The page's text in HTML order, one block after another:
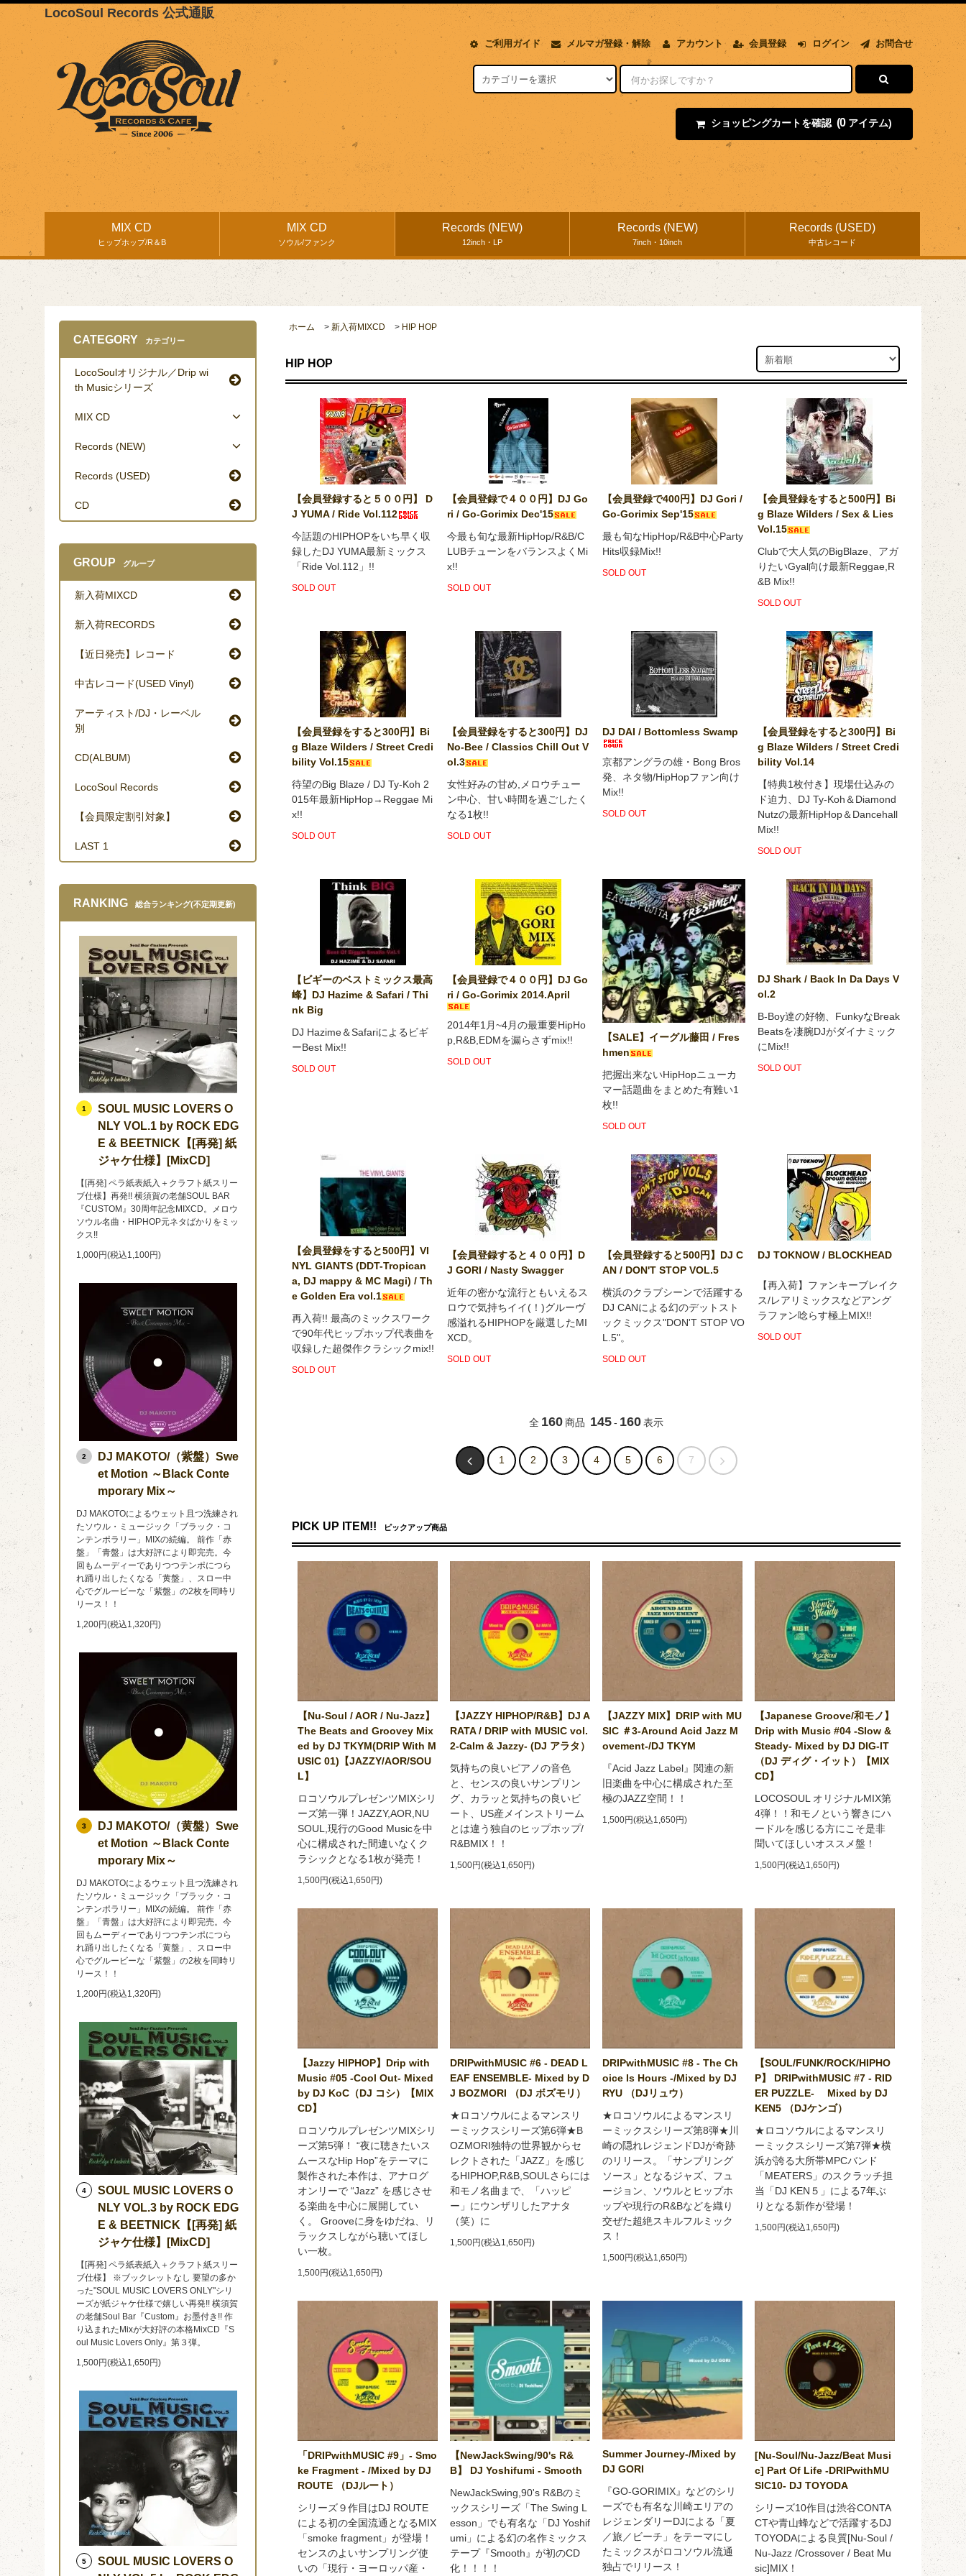
LocoSoul Records 公式通販
ご利用ガイド メルマガ登録・解除 アカウント 会員登録 ログイン お問合せ
ショッピングカートを確認 (0 アイテム)
MIX CD
ヒップホップ/R＆B
MIX CD
ソウル/ファンク
Records (NEW)
12inch・LP
Records (NEW)
7inch・10inch
Records (USED)
中古レコード
ホーム > 新入荷MIXCD > HIP HOP
HIP HOP
【会員登録すると５００円】 D
J YUMA / Ride Vol.112
今話題のHIPHOPをいち早く収
録したDJ YUMA最新ミックス
「Ride Vol.112」!!
SOLD OUT
【会員登録で４００円】DJ Go
ri / Go-Gorimix Dec'15
今最も旬な最新HipHop/R&B/C
LUBチューンをバランスよくMi
x!!
SOLD OUT
【会員登録で400円】DJ Gori /
Go-Gorimix Sep'15
最も旬なHipHop/R&B中心Party
Hits収録Mix!!
SOLD OUT
【会員登録をすると500円】Bi
g Blaze Wilders / Sex & Lies
Vol.15
Clubで大人気のBigBlaze、アガ
りたいGyal向け最新Reggae,R
&B Mix!!
SOLD OUT
【会員登録をすると300円】Bi
g Blaze Wilders / Street Credi
bility Vol.15
待望のBig Blaze / DJ Ty-Koh 2
015年最新HipHop→Reggae Mi
x!!
SOLD OUT
【会員登録をすると300円】DJ
No-Bee / Classics Chill Out V
ol.3
女性好みの甘め,メロウチュー
ン中心、甘い時間を過ごしたく
なる1枚!!
SOLD OUT
DJ DAI / Bottomless Swamp
京都アングラの雄・Bong Bros
発、ネタ物/HipHopファン向け
Mix!!
SOLD OUT
【会員登録をすると300円】Bi
g Blaze Wilders / Street Credi
bility Vol.14
【特典1枚付き】現場仕込みの
ド迫力、DJ Ty-Koh＆Diamond
Nutzの最新HipHop＆Dancehall
Mix!!
SOLD OUT
【ビギーのベストミックス最高
峰】DJ Hazime & Safari / Thi
nk Big
DJ Hazime＆Safariによるビギ
ーBest Mix!!
SOLD OUT
【会員登録で４００円】DJ Go
ri / Go-Gorimix 2014.April
2014年1月~4月の最重要HipHo
p,R&B,EDMを漏らさずmix!!
SOLD OUT
【SALE】イーグル藤田 / Fres
hmen
把握出来ないHipHopニューカ
マー話題曲をまとめた有難い1
枚!!
SOLD OUT
DJ Shark / Back In Da Days V
ol.2
B-Boy達の好物、FunkyなBreak
Beatsを凄腕DJがダイナミック
にMix!!
SOLD OUT
【会員登録をすると500円】VI
NYL GIANTS (DDT-Tropican
a, DJ mappy & MC Magi) / Th
e Golden Era vol.1
再入荷!! 最高のミックスワーク
で90年代ヒップホップ代表曲を
収録した超傑作クラシックmix!!
SOLD OUT
【会員登録すると４００円】D
J GORI / Nasty Swagger
近年の密かな流行ともいえるス
ロウで気持ちイイ(！)グルーヴ
感溢れるHIPHOPを厳選したMI
XCD。
SOLD OUT
【会員登録すると500円】DJ C
AN / DON'T STOP VOL.5
横浜のクラブシーンで活躍する
DJ CANによる幻のデットスト
ックミックス"DON'T STOP VO
L.5"。
SOLD OUT
DJ TOKNOW / BLOCKHEAD
【再入荷】ファンキーブレイク
ス/レアリミックスなどアング
ラファン唸らす極上MIX!!
SOLD OUT
全 160商品 145- 160表示
1 2 3 4 5 6 7
PICK UP ITEM!! ピックアップ商品
【Nu-Soul / AOR / Nu-Jazz】
The Beats and Groovey Mix
ed by DJ TKYM(DRIP With M
USIC 01)【JAZZY/AOR/SOU
L】
ロコソウルプレゼンツMIXシリ
ーズ第一弾！JAZZY,AOR,NU
SOUL,現行のGood Musicを中
心に構成された間違いなくク
ラシックとなる1枚が発売！
1,500円(税込1,650円)
【JAZZY HIPHOP/R&B】DJ A
RATA / DRIP with MUSIC vol.
2-Calm & Jazzy- (DJ アラタ）
気持ちの良いピアノの音色
と、センスの良いサンプリン
グ、カラッと気持ちの良いビ
ート、US産メインストリーム
とは違う独自のヒップホップ/
R&BMIX！！
1,500円(税込1,650円)
【JAZZY MIX】DRIP with MU
SIC ＃3-Around Acid Jazz M
ovement-/DJ TKYM
『Acid Jazz Label』関連の新
旧楽曲を中心に構成された至
極のJAZZ空間！！
1,500円(税込1,650円)
【Japanese Groove/和モノ】
Drip with Music #04 -Slow &
Steady- Mixed by DJ DIG-IT
（DJ ディグ・イット）【MIX
CD】
LOCOSOUL オリジナルMIX第
4弾！！和モノという響きにハ
ードルを感じる方にこそ是非
聞いてほしいオススメ盤！
1,500円(税込1,650円)
【Jazzy HIPHOP】Drip with
Music #05 -Cool Out- Mixed
by DJ KoC（DJ コシ）【MIX
CD】
ロコソウルプレゼンツMIXシリ
ーズ第5弾！ “夜に聴きたいス
ムースなHip Hop”をテーマに
製作された本作は、アナログ
オンリーで “Jazz” を感じさせ
る楽曲を中心に展開してい
く。 Grooveに身をゆだね、リ
ラックスしながら聴いてほし
い一枚。
1,500円(税込1,650円)
DRIPwithMUSIC #6 - DEAD L
EAF ENSEMBLE- Mixed by D
J BOZMORI （DJ ボズモリ）
★ロコソウルによるマンスリ
ーミックスシリーズ第6弾★B
OZMORI独特の世界観からセ
レクトされた「JAZZ」を感じ
るHIPHOP,R&B,SOULさらには
和モノ名曲まで、「ハッピ
ー」にウンザリしたアナタ
（笑）に
1,500円(税込1,650円)
DRIPwithMUSIC #8 - The Ch
oice Is Hours -/Mixed by DJ
RYU （DJリュウ）
★ロコソウルによるマンスリ
ーミックスシリーズ第8弾★川
崎の隠れレジェンドDJが奇跡
のリリース。「サンプリング
ソース」となるジャズ、フュ
ージョン、ソウルとヒップホ
ップや現行のR&Bなどを織り
交ぜた超絶スキルフルミック
ス！
1,500円(税込1,650円)
【SOUL/FUNK/ROCK/HIPHO
P】 DRIPwithMUSIC #7 - RID
ER PUZZLE- Mixed by DJ
KEN5 （DJケンゴ）
★ロコソウルによるマンスリ
ーミックスシリーズ第7弾★横
浜が誇る大所帯MPCバンド
「MEATERS」のスクラッチ担
当「DJ KEN５」による7年ぶ
りとなる新作が登場！
1,500円(税込1,650円)
「DRIPwithMUSIC #9」- Smo
ke Fragment - /Mixed by DJ
ROUTE （DJルート）
シリーズ９作目はDJ ROUTE
による初の全国流通となるMIX
「smoke fragment」が登場！
センスのよいサンプリング使
いの「現行・ヨーロッパ産・
【NewJackSwing/90's R&
B】 DJ Yoshifumi - Smooth
NewJackSwing,90's R&Bのミ
ックスシリーズ「The Swing L
esson」でも有名な「DJ Yoshif
umi」による幻の名作ミックス
テープ『Smooth』が初のCD
化！！！！
Summer Journey-/Mixed by
DJ GORI
『GO-GORIMIX』などのシリ
ーズでも有名な川崎エリアの
レジェンダリーDJによる「夏
／旅／ビーチ」をテーマにし
たミックスがロコソウル流通
独占でリリース！
[Nu-Soul/Nu-Jazz/Beat Musi
c] Part Of Life -DRIPwithMU
SIC10- DJ TOYODA
シリーズ10作目は渋谷CONTA
CTや青山蜂などで活躍するDJ
TOYODAによる良質[Nu-Soul /
Nu-Jazz /Crossover / Beat Mu
sic]MIX！
CATEGORY カテゴリー
LocoSoulオリジナル／Drip wi
th Musicシリーズ
MIX CD
Records (NEW)
Records (USED)
CD
GROUP グループ
新入荷MIXCD
新入荷RECORDS
【近日発売】レコード
中古レコード(USED Vinyl)
アーティスト/DJ・レーベル
別
CD(ALBUM)
LocoSoul Records
【会員限定割引対象】
LAST 1
RANKING 総合ランキング(不定期更新)
1
SOUL MUSIC LOVERS O
NLY VOL.1 by ROCK EDG
E & BEETNICK【[再発] 紙
ジャケ仕様】[MixCD]
【[再発] ペラ紙表紙入＋クラフト紙スリー
ブ仕様】再発!! 横須賀の老舗SOUL BAR
『CUSTOM』30周年記念MIXCD。メロウ
ソウル名曲・HIPHOP元ネタばかりをミッ
クス!!
1,000円(税込1,100円)
2
DJ MAKOTO/（紫盤）Swe
et Motion ～Black Conte
mporary Mix～
DJ MAKOTOによるウェット且つ洗練され
たソウル・ミュージック「ブラック・コ
ンテンポラリー」MIXの続編。 前作「赤
盤」「青盤」は大好評により即完売。今
回もムーディーでありつつテンポにつら
れ踊り出したくなる「黄盤」、スロー中
心でグルービーな「紫盤」の2枚を同時リ
リース！！
1,200円(税込1,320円)
3
DJ MAKOTO/（黄盤）Swe
et Motion ～Black Conte
mporary Mix～
DJ MAKOTOによるウェット且つ洗練され
たソウル・ミュージック「ブラック・コ
ンテンポラリー」MIXの続編。 前作「赤
盤」「青盤」は大好評により即完売。今
回もムーディーでありつつテンポにつら
れ踊り出したくなる「黄盤」、スロー中
心でグルービーな「紫盤」の2枚を同時リ
リース！！
1,200円(税込1,320円)
4
SOUL MUSIC LOVERS O
NLY VOL.3 by ROCK EDG
E & BEETNICK【[再発] 紙
ジャケ仕様】[MixCD]
【[再発] ペラ紙表紙入＋クラフト紙スリー
ブ仕様】 ※ブックレットなし 要望の多か
った"SOUL MUSIC LOVERS ONLY"シリ
ーズが紙ジャケ仕様で嬉しい再発!! 横須賀
の老舗Soul Bar『Custom』お墨付き!! 作
り込まれたMixが大好評の本格MixCD『S
oul Music Lovers Only』第３弾。
1,500円(税込1,650円)
5
SOUL MUSIC LOVERS O